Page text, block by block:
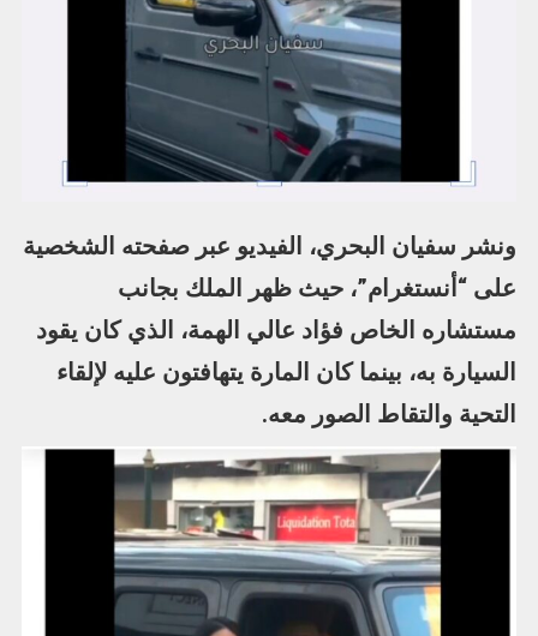
ونشر سفيان البحري، الفيديو عبر صفحته الشخصية
على “أنستغرام”، حيث ظهر الملك بجانب
مستشاره الخاص فؤاد عالي الهمة، الذي كان يقود
السيارة به، بينما كان المارة يتهافتون عليه لإلقاء
التحية والتقاط الصور معه.